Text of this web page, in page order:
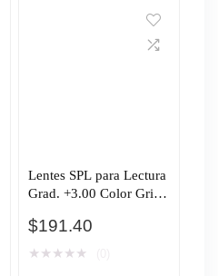
Lentes SPL para Lectura
Grad. +3.00 Color Gris
$191.40
★ ★ ★ ★ ★